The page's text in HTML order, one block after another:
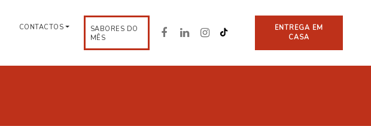
CONTACTOS
SABORES DO
MÊS
ENTREGA EM
CASA